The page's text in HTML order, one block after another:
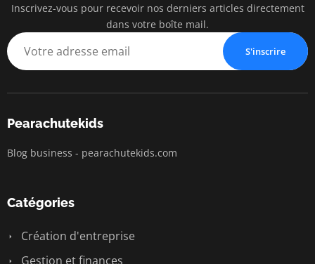
Business
Inscrivez-vous pour recevoir nos derniers articles directement
dans votre boîte mail.
S'inscrire
Pearachutekids
Blog business - pearachutekids.com
Catégories
Création d'entreprise
Gestion et finances